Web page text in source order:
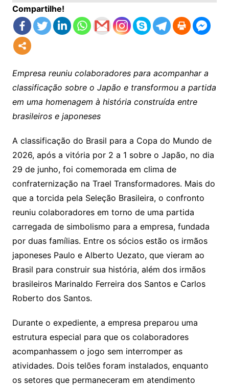
Compartilhe!
Empresa reuniu colaboradores para acompanhar a
classificação sobre o Japão e transformou a partida
em uma homenagem à história construída entre
brasileiros e japoneses
A classificação do Brasil para a Copa do Mundo de
2026, após a vitória por 2 a 1 sobre o Japão, no dia
29 de junho, foi comemorada em clima de
confraternização na Trael Transformadores. Mais do
que a torcida pela Seleção Brasileira, o confronto
reuniu colaboradores em torno de uma partida
carregada de simbolismo para a empresa, fundada
por duas famílias. Entre os sócios estão os irmãos
japoneses Paulo e Alberto Uezato, que vieram ao
Brasil para construir sua história, além dos irmãos
brasileiros Marinaldo Ferreira dos Santos e Carlos
Roberto dos Santos.
Durante o expediente, a empresa preparou uma
estrutura especial para que os colaboradores
acompanhassem o jogo sem interromper as
atividades. Dois telões foram instalados, enquanto
os setores que permaneceram em atendimento